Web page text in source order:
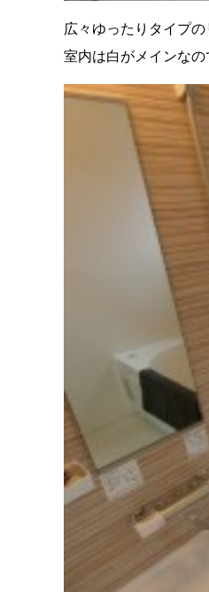
広々ゆったりタイプ
室内は白がメインな